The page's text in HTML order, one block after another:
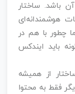
باشد. ساختار
هوشمندانه‌ای
چطور با هم در
باید ایندکس
این ساختار از همیشه
فقط به محتوا